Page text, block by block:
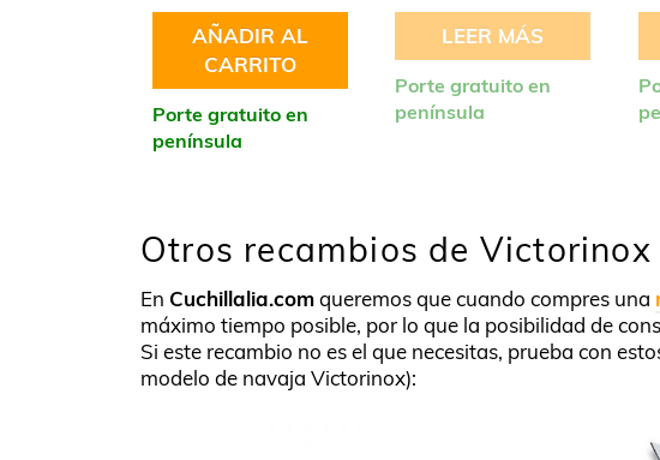
AÑADIR AL
CARRITO
Porte gratuito en
península
LEER MÁS
Porte gratuito en
península
Otros recambios de Victorinox
En Cuchillalia.comqueremos que cuando compres una
máximo tiempo posible, por lo que la posibilidad de
Si este recambio no es el que necesitas, prueba con
modelo de navaja Victorinox):